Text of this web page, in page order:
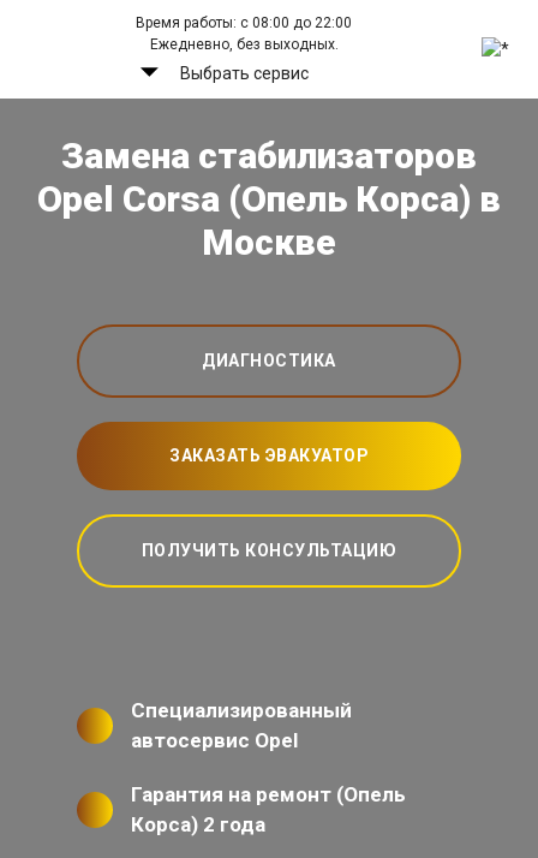
Время работы: с 08:00 до 22:00
Ежедневно, без выходных.
Выбрать сервис
Замена стабилизаторов
Opel Corsa (Опель Корса) в
Москве
ДИАГНОСТИКА
ЗАКАЗАТЬ ЭВАКУАТОР
ПОЛУЧИТЬ КОНСУЛЬТАЦИЮ
Специализированный
автосервис Opel
Гарантия на ремонт (Опель
Корса) 2 года